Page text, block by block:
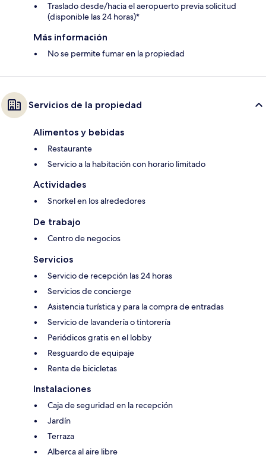
Traslado desde/hacia el aeropuerto previa solicitud
(disponible las 24 horas)*
Más información
No se permite fumar en la propiedad
Servicios de la propiedad
Alimentos y bebidas
Restaurante
Servicio a la habitación con horario limitado
Actividades
Snorkel en los alrededores
De trabajo
Centro de negocios
Servicios
Servicio de recepción las 24 horas
Servicios de concierge
Asistencia turística y para la compra de entradas
Servicio de lavandería o tintorería
Periódicos gratis en el lobby
Resguardo de equipaje
Renta de bicicletas
Instalaciones
Caja de seguridad en la recepción
Jardín
Terraza
Alberca al aire libre